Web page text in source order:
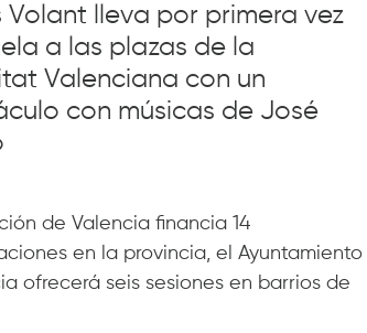
Volant lleva por primera vez
a las plazas de la
Valenciana con un
con músicas de José
de Valencia financia 14
en la provincia, el Ayuntamiento
ofrecerá seis sesiones en barrios de